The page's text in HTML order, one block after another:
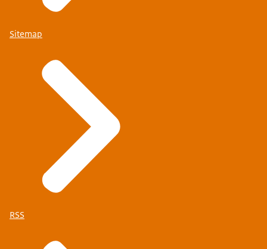
Sitemap
RSS